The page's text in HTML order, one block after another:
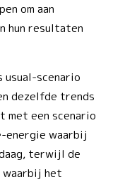
om aan
hun resultaten
usual-scenario
dezelfde trends
met een scenario
energie waarbij
terwijl de
waarbij het